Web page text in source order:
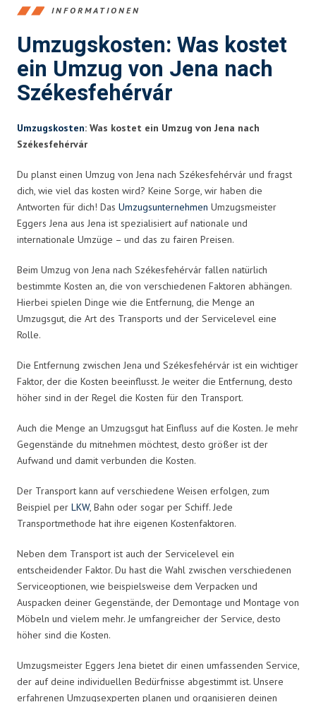
INFORMATIONEN
Umzugskosten: Was kostet
ein Umzug von Jena nach
Székesfehérvár
Umzugskosten: Was kostet ein Umzug von Jena nach
Székesfehérvár
Du planst einen Umzug von Jena nach Székesfehérvár und fragst
dich, wie viel das kosten wird? Keine Sorge, wir haben die
Antworten für dich! Das Umzugsunternehmen Umzugsmeister
Eggers Jena aus Jena ist spezialisiert auf nationale und
internationale Umzüge – und das zu fairen Preisen.
Beim Umzug von Jena nach Székesfehérvár fallen natürlich
bestimmte Kosten an, die von verschiedenen Faktoren abhängen.
Hierbei spielen Dinge wie die Entfernung, die Menge an
Umzugsgut, die Art des Transports und der Servicelevel eine
Rolle.
Die Entfernung zwischen Jena und Székesfehérvár ist ein wichtiger
Faktor, der die Kosten beeinflusst. Je weiter die Entfernung, desto
höher sind in der Regel die Kosten für den Transport.
Auch die Menge an Umzugsgut hat Einfluss auf die Kosten. Je mehr
Gegenstände du mitnehmen möchtest, desto größer ist der
Aufwand und damit verbunden die Kosten.
Der Transport kann auf verschiedene Weisen erfolgen, zum
Beispiel per LKW, Bahn oder sogar per Schiff. Jede
Transportmethode hat ihre eigenen Kostenfaktoren.
Neben dem Transport ist auch der Servicelevel ein
entscheidender Faktor. Du hast die Wahl zwischen verschiedenen
Serviceoptionen, wie beispielsweise dem Verpacken und
Auspacken deiner Gegenstände, der Demontage und Montage von
Möbeln und vielem mehr. Je umfangreicher der Service, desto
höher sind die Kosten.
Umzugsmeister Eggers Jena bietet dir einen umfassenden Service,
der auf deine individuellen Bedürfnisse abgestimmt ist. Unsere
erfahrenen Umzugsexperten planen und organisieren deinen